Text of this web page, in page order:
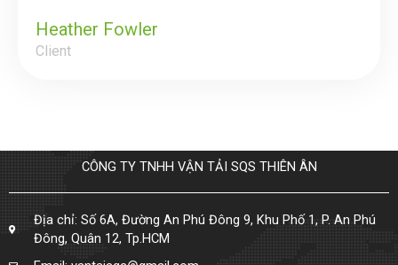
Heather Fowler
Client
CÔNG TY TNHH VẬN TẢI SQS THIÊN ÂN
Địa chỉ: Số 6A, Đường An Phú Đông 9, Khu Phố 1, P. An Phú
Đông, Quân 12, Tp.HCM